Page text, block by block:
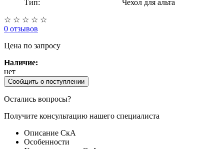
Тип: Чехол для альта
☆ ☆ ☆ ☆ ☆
0 отзывов
Цена по запросу
Наличие:
нет
Сообщить о поступлении
Остались вопросы?
Получите консультацию нашего специалиста
Описание СкА
Особенности